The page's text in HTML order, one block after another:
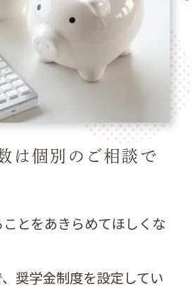
は個別のご相談で
とをあきらめてほしくな
奨学金制度を設定してい